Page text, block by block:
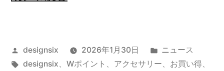
営 投
稿
designsix 2026年1月30日
カ
テ
ニュース
タ
designsix、 Wポイント 、 アクセサリー、 お買い得、